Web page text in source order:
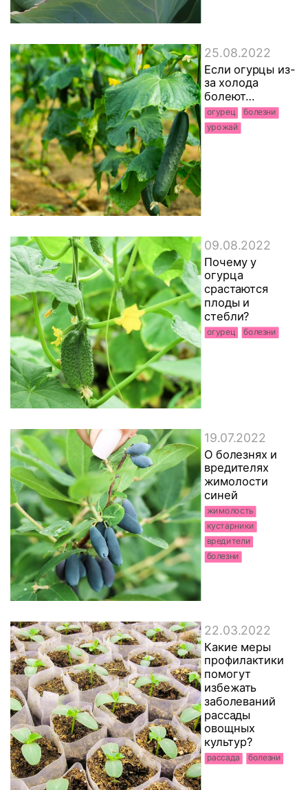
25.08.2022
Если огурцы из-
за холода
болеют…
огурец
болезни
урожай
09.08.2022
Почему у
огурца
срастаются
плоды и
стебли?
огурец болезни
19.07.2022
О болезнях и
вредителях
жимолости
синей
жимолость
кустарники
вредители
болезни
22.03.2022
Какие меры
профилактики
помогут
избежать
заболеваний
рассады
овощных
культур?
рассада болезни